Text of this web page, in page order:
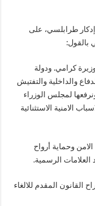
إدكار طرابلسي، على
بالقول:
كرامي. ودولة
والداخلية والتفتيش
لمجلس الوزراء
الامنية الاستثنائية
وحماية أرواح
العلامات الرسمية.
القانون المقدم للالغاء